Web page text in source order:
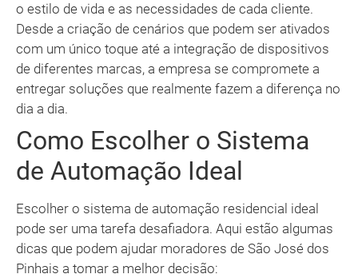
o estilo de vida e as necessidades de cada cliente.
Desde a criação de cenários que podem ser ativados
com um único toque até a integração de dispositivos
de diferentes marcas, a empresa se compromete a
entregar soluções que realmente fazem a diferença no
dia a dia.
Como Escolher o Sistema
de Automação Ideal
Escolher o sistema de automação residencial ideal
pode ser uma tarefa desafiadora. Aqui estão algumas
dicas que podem ajudar moradores de São José dos
Pinhais a tomar a melhor decisão: